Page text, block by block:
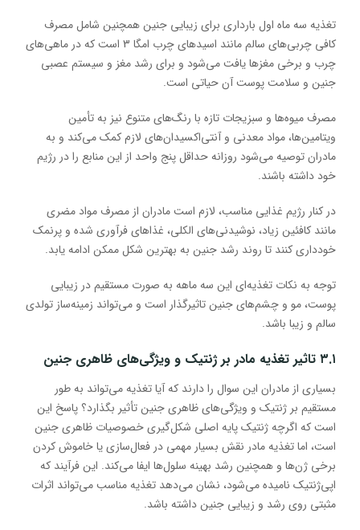
تغذیه سه ماه اول بارداری برای زیبایی جنین همچنین شامل مصرف
کافی چربی‌های سالم مانند اسیدهای چرب امگا 3 است که در ماهی‌های
چرب و برخی مغزها یافت می‌شود و برای رشد مغز و سیستم عصبی
جنین و سلامت پوست آن حیاتی است.
مصرف میوه‌ها و سبزیجات تازه با رنگ‌های متنوع نیز به تأمین
ویتامین‌ها، مواد معدنی و آنتی‌اکسیدان‌های لازم کمک می‌کند و به
مادران توصیه می‌شود روزانه حداقل پنج واحد از این منابع را در رژیم
خود داشته باشند.
در کنار رژیم غذایی مناسب، لازم است مادران از مصرف مواد مضری
مانند کافئین زیاد، نوشیدنی‌های الکلی، غذاهای فرآوری شده و پرنمک
خودداری کنند تا روند رشد جنین به بهترین شکل ممکن ادامه یابد.
توجه به نکات تغذیه‌ای این سه ماهه به صورت مستقیم در زیبایی
پوست، مو و چشم‌های جنین تاثیرگذار است و می‌تواند زمینه‌ساز تولدی
سالم و زیبا باشد.
۳.۱ تاثیر تغذیه مادر بر ژنتیک و ویژگی‌های ظاهری جنین
بسیاری از مادران این سوال را دارند که آیا تغذیه می‌تواند به طور
مستقیم بر ژنتیک و ویژگی‌های ظاهری جنین تأثیر بگذارد؟ پاسخ این
است که اگرچه ژنتیک پایه اصلی شکل‌گیری خصوصیات ظاهری جنین
است، اما تغذیه مادر نقش بسیار مهمی در فعال‌سازی یا خاموش کردن
برخی ژن‌ها و همچنین رشد بهینه سلول‌ها ایفا می‌کند. این فرآیند که
اپی‌ژنتیک نامیده می‌شود، نشان می‌دهد تغذیه مناسب می‌تواند اثرات
مثبتی روی رشد و زیبایی جنین داشته باشد.